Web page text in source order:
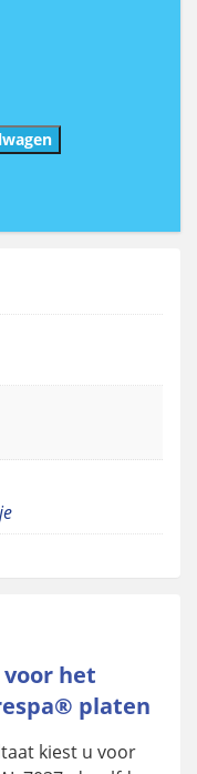
voor het
platen
kiest u voor